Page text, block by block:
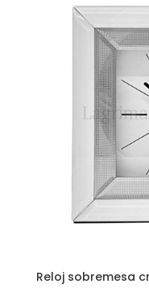
Reloj sobremesa